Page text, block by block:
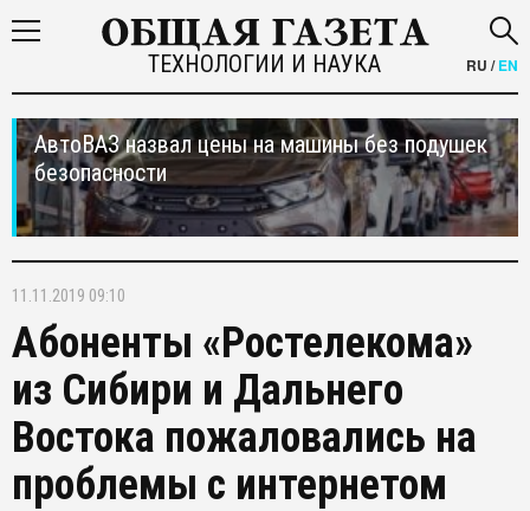
ТЕХНОЛОГИИ И НАУКА RU /EN
АвтоВАЗ назвал цены на машины без подушек
безопасности
11.11.2019 09:10
Абоненты «Ростелекома»
из Сибири и Дальнего
Востока пожаловались на
проблемы с интернетом